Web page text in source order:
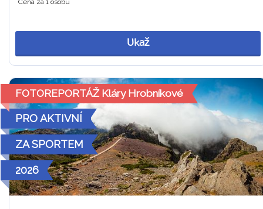
Cena za 1 osobu
Ukaž
FOTOREPORTÁŽ Kláry Hrobníkové
PRO AKTIVNÍ
ZA SPORTEM
2026